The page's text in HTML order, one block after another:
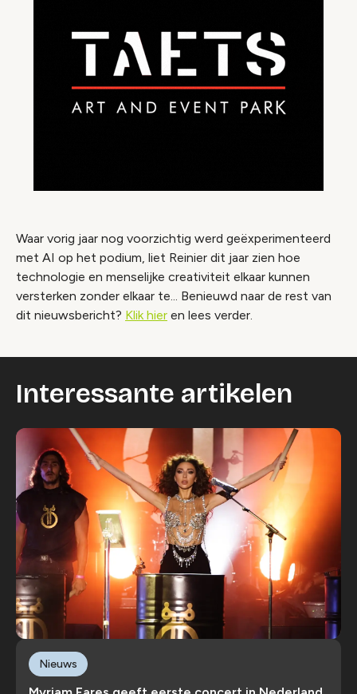
Waar vorig jaar nog voorzichtig werd geëxperimenteerd
met AI op het podium, liet Reinier dit jaar zien hoe
technologie en menselijke creativiteit elkaar kunnen
versterken zonder elkaar te... Benieuwd naar de rest van
dit nieuwsbericht? Klik hier en lees verder.
Interessante artikelen
Nieuws